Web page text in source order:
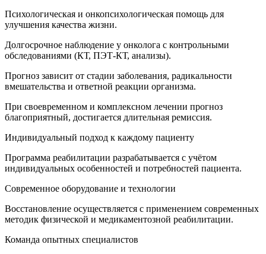
Психологическая и онкопсихологическая помощь для
улучшения качества жизни.
Долгосрочное наблюдение у онколога с контрольными
обследованиями (КТ, ПЭТ-КТ, анализы).
Прогноз зависит от стадии заболевания, радикальности
вмешательства и ответной реакции организма.
При своевременном и комплексном лечении прогноз
благоприятный, достигается длительная ремиссия.
Индивидуальный подход к каждому пациенту
Программа реабилитации разрабатывается с учётом
индивидуальных особенностей и потребностей пациента.
Современное оборудование и технологии
Восстановление осуществляется с применением современных
методик физической и медикаментозной реабилитации.
Команда опытных специалистов